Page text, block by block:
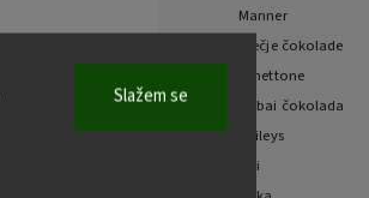
Slažem se
Manner
Dječje čokolade
Panettone
Dubai čokolada
Baileys
Fizi